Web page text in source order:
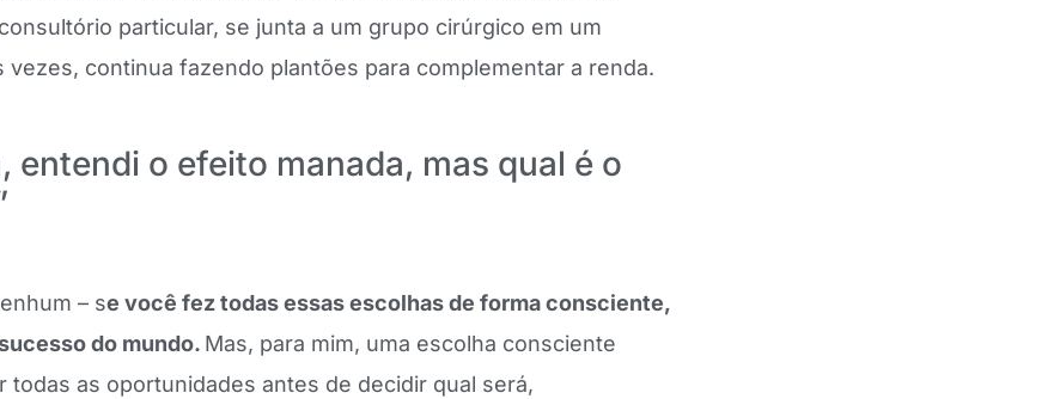
particular, se junta a um grupo cirúrgico em um
vezes, continua fazendo plantões para complementar a renda.
entendi o efeito manada, mas qual é o
– se você fez todas essas escolhas de forma consciente,
do mundo. Mas, para mim, uma escolha consciente
todas as oportunidades antes de decidir qual será,